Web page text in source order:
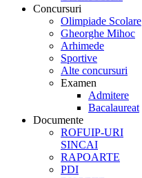
Concursuri
Olimpiade Scolare
Gheorghe Mihoc
Arhimede
Sportive
Alte concursuri
Examen
Admitere
Bacalaureat
Documente
ROFUIP-URI
SINCAI
RAPOARTE
PDI